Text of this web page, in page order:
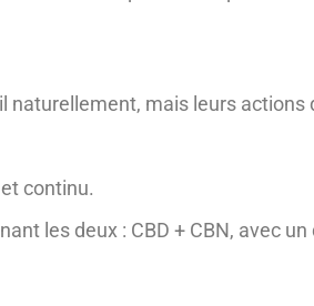
naturellement, mais leurs actions
continu.
les deux : CBD + CBN, avec